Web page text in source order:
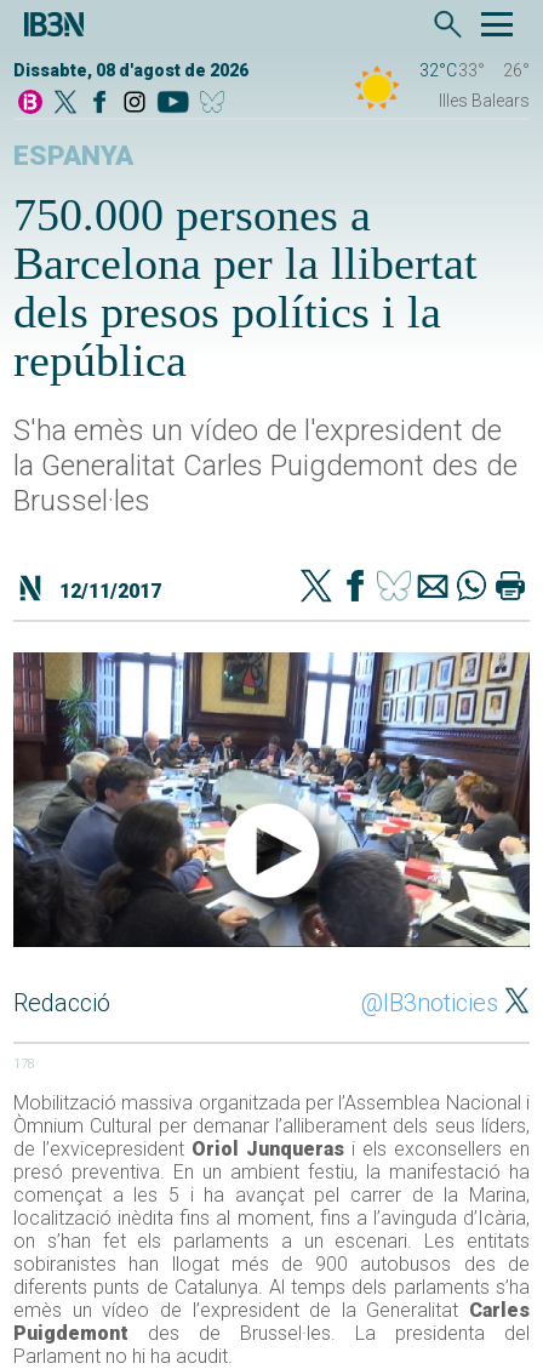
Dissabte, 08 d'agost de 2026 32°C33°
26°
Illes Balears
ESPANYA
750.000 persones a
Barcelona per la llibertat
dels presos polítics i la
república
S'ha emès un vídeo de l'expresident de
la Generalitat Carles Puigdemont des de
Brussel·les
12/11/2017
Redacció @IB3noticies
178
Mobilització massiva organitzada per l’Assemblea Nacional i
Òmnium Cultural per demanar l’alliberament dels seus líders,
de l’exvicepresident Oriol Junqueras i els exconsellers en
presó preventiva. En un ambient festiu, la manifestació ha
començat a les 5 i ha avançat pel carrer de la Marina,
localització inèdita fins al moment, fins a l’avinguda d’Icària,
on s’han fet els parlaments a un escenari. Les entitats
sobiranistes han llogat més de 900 autobusos des de
diferents punts de Catalunya. Al temps dels parlaments s’ha
emès un vídeo de l’expresident de la Generalitat Carles
Puigdemont des de Brussel·les. La presidenta del
Parlament no hi ha acudit.